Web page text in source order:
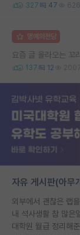
327 47
명예의전당
요즘 글 올라오는 꼬
137 12
자유 게시판(아무
외부에서 괜찮은 랩
내 석사생활 참 많은
대학원 월급 정리해